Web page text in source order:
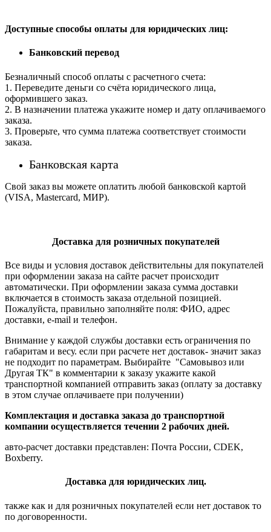
Доступные способы оплаты для юридических лиц:
Банковский перевод
Безналичный способ оплаты с расчетного счета:
1. Переведите деньги со счёта юридического лица,
оформившего заказ.
2. В назначении платежа укажите номер и дату оплачиваемого
заказа.
3. Проверьте, что сумма платежа соответствует стоимости
заказа.
Банковская карта
Свой заказ вы можете оплатить любой банковской картой
(VISA, Mastercard, МИР).
Доставка для розничных покупателей
Все виды и условия доставок действительны для покупателей
при оформлении заказа на сайте расчет происходит
автоматически. При оформлении заказа сумма доставки
включается в стоимость заказа отдельной позицией.
Пожалуйста, правильно заполняйте поля: ФИО, адрес
доставки, e-mail и телефон.
Внимание у каждой службы доставки есть ограничения по
габаритам и весу. если при расчете нет доставок- значит заказ
не подходит по параметрам. Выбирайте "Самовывоз или
Другая ТК" в комментарии к заказу укажите какой
транспортной компанией отправить заказ (оплату за доставку
в этом случае оплачиваете при получении)
Комплектация и доставка заказа до транспортной
компании осуществляется течении 2 рабочих дней.
авто-расчет доставки представлен: Почта России, CDEK,
Boxberry.
Доставка для юридических лиц.
также как и для розничных покупателей если нет доставок то
по договоренности.